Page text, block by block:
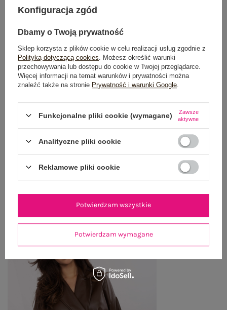
GŁÓWNE PARAMETRY
OPINIE O PRODUKCIE (3)
WYSYŁKA I DOSTAWA
OSTATNIO OGLĄDANE
Konfiguracja zgód
Dbamy o Twoją prywatność
Sklep korzysta z plików cookie w celu realizacji usług zgodnie z
Polityką dotyczącą cookies . Możesz określić warunki
przechowywania lub dostępu do cookie w Twojej przeglądarce.
Więcej informacji na temat warunków i prywatności można
znaleźć także na stronie Prywatność i warunki Google
Funkcjonalne pliki cookie (wymagane)
Zawsze
aktywne
Analityczne pliki cookie
Reklamowe pliki cookie
Potwierdzam wymagane
Potwierdzam wszystkie